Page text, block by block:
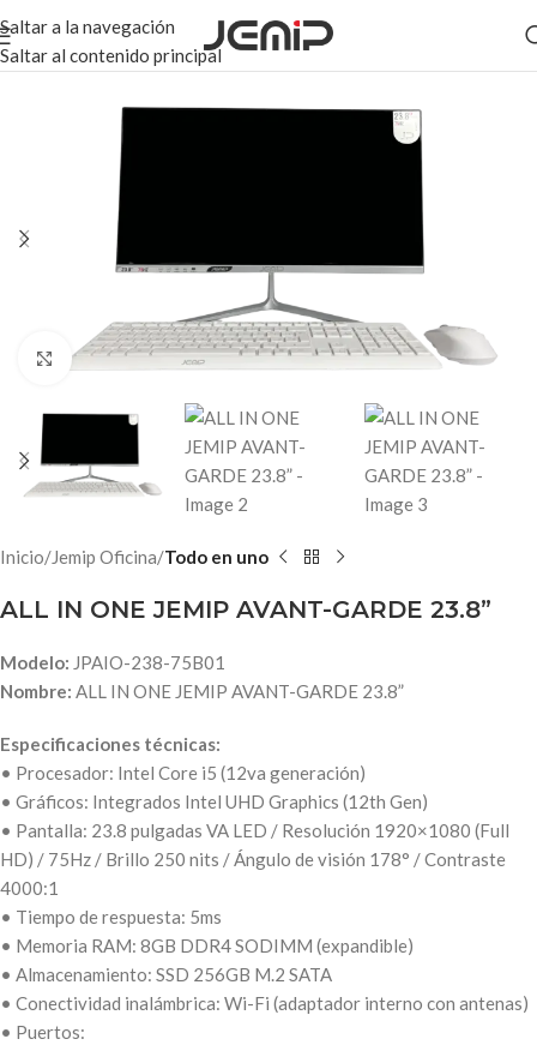
Saltar a la navegación
Saltar al contenido principal
Haga clic para ampliar
Inicio Jemip Oficina Todo en uno
ALL IN ONE JEMIP AVANT-GARDE 23.8”
Modelo: JPAIO-238-75B01
Nombre: ALL IN ONE JEMIP AVANT-GARDE 23.8”
Especificaciones técnicas:
• Procesador: Intel Core i5 (12va generación)
• Gráficos: Integrados Intel UHD Graphics (12th Gen)
• Pantalla: 23.8 pulgadas VA LED / Resolución 1920×1080 (Full
HD) / 75Hz / Brillo 250 nits / Ángulo de visión 178° / Contraste
4000:1
• Tiempo de respuesta: 5ms
• Memoria RAM: 8GB DDR4 SODIMM (expandible)
• Almacenamiento: SSD 256GB M.2 SATA
• Conectividad inalámbrica: Wi-Fi (adaptador interno con antenas)
• Puertos: